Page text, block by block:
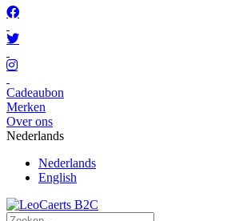
Cadeaubon
Merken
Over ons
Nederlands
Nederlands
English